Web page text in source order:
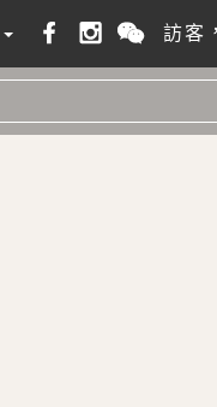
訪客